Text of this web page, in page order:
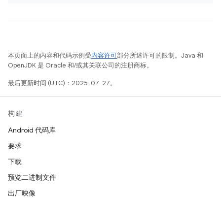
本页面上的内容和代码示例受内容许可部分所述许可的限制。Java 和
OpenJDK 是 Oracle 和/或其关联公司的注册商标。
最后更新时间 (UTC)：2025-07-27。
构建
Android 代码库
要求
下载
预览二进制文件
出厂映像